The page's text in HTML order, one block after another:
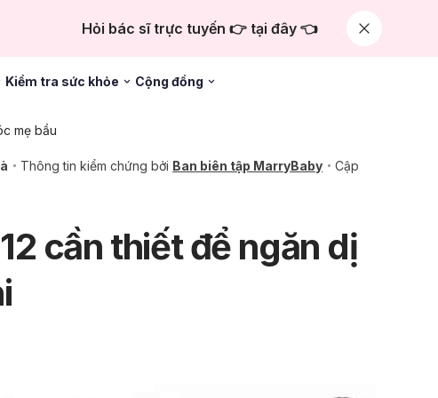
Hỏi bác sĩ trực tuyến 👉 tại đây 👈
Kiểm tra sức khỏe Cộng đồng
mẹ bầu
Thông tin kiểm chứng bởi Ban biên tập MarryBaby
Cập
cần thiết để ngăn dị